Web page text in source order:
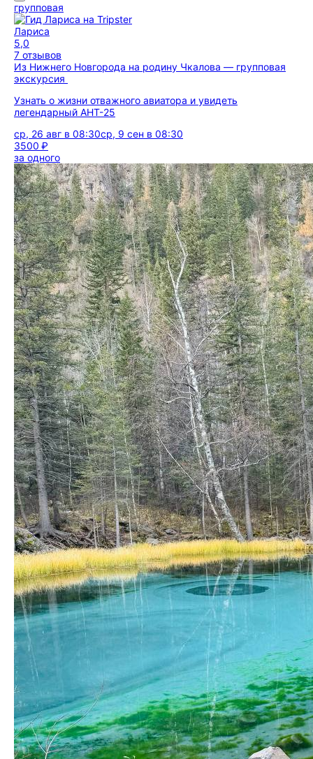
групповая
Лариса
5,0
7 отзывов
Из Нижнего Новгорода на родину Чкалова — групповая
экскурсия
Узнать о жизни отважного авиатора и увидеть
легендарный АНТ-25
ср, 26 авг в 08:30ср, 9 сен в 08:30
3500 ₽
за одного